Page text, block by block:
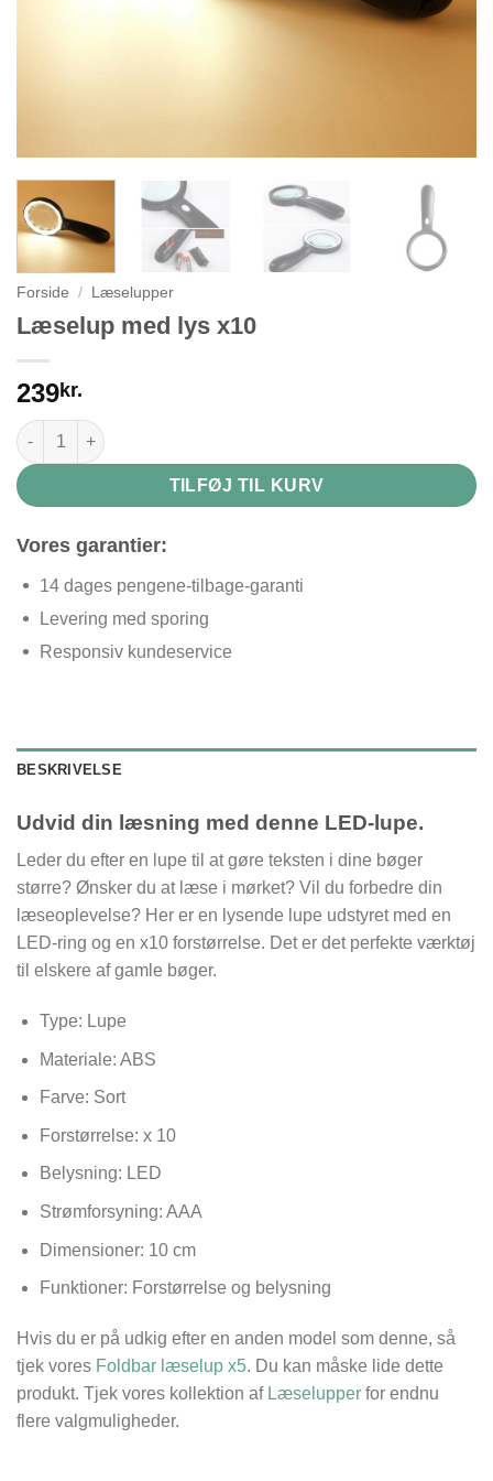
Forside / Læselupper
Læselup med lys x10
239kr.
Læselup med lys x10 antal
TILFØJ TIL KURV
Vores garantier:
14 dages pengene-tilbage-garanti
Levering med sporing
Responsiv kundeservice
BESKRIVELSE
Udvid din læsning med denne LED-lupe.
Leder du efter en lupe til at gøre teksten i dine bøger
større? Ønsker du at læse i mørket? Vil du forbedre din
læseoplevelse? Her er en lysende lupe udstyret med en
LED-ring og en x10 forstørrelse. Det er det perfekte værktøj
til elskere af gamle bøger.
Type: Lupe
Materiale: ABS
Farve: Sort
Forstørrelse: x 10
Belysning: LED
Strømforsyning: AAA
Dimensioner: 10 cm
Funktioner: Forstørrelse og belysning
Hvis du er på udkig efter en anden model som denne, så
tjek vores Foldbar læselup x5. Du kan måske lide dette
produkt. Tjek vores kollektion af Læselupper for endnu
flere valgmuligheder.